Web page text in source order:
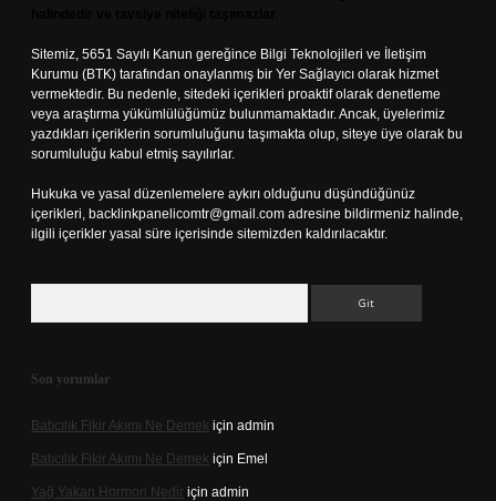
Sitemiz, 5651 Sayılı Kanun gereğince Bilgi Teknolojileri ve İletişim
Kurumu (BTK) tarafından onaylanmış bir Yer Sağlayıcı olarak hizmet
vermektedir. Bu nedenle, sitedeki içerikleri proaktif olarak denetleme
veya araştırma yükümlülüğümüz bulunmamaktadır. Ancak, üyelerimiz
yazdıkları içeriklerin sorumluluğunu taşımakta olup, siteye üye olarak bu
sorumluluğu kabul etmiş sayılırlar.
Hukuka ve yasal düzenlemelere aykırı olduğunu düşündüğünüz
içerikleri, backlinkpanelicomtr@gmail.com adresine bildirmeniz halinde,
ilgili içerikler yasal süre içerisinde sitemizden kaldırılacaktır.
Son yorumlar
Batıcılık Fikir Akımı Ne Demek için admin
Batıcılık Fikir Akımı Ne Demek için Emel
Yağ Yakan Hormon Nedir için admin